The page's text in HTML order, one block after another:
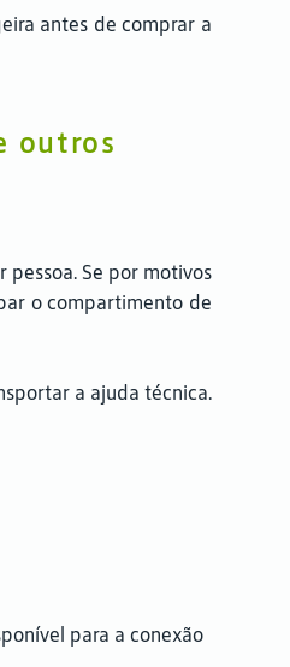
antes de comprar a
outros
Se por motivos
o compartimento de
a ajuda técnica.
para a conexão